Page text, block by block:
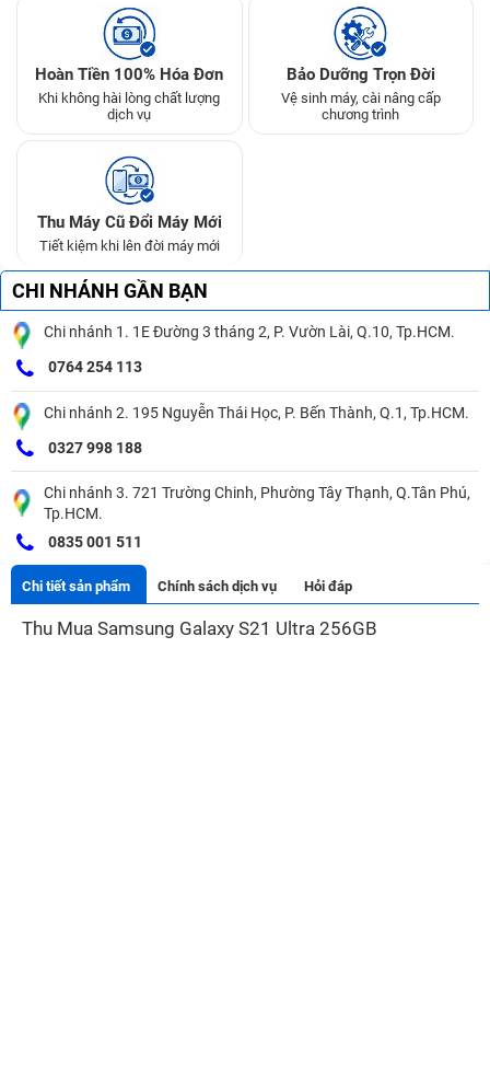
Hoàn Tiền 100% Hóa Đơn
Khi không hài lòng chất lượng
dịch vụ
Bảo Dưỡng Trọn Đời
Vệ sinh máy, cài nâng cấp
chương trình
Thu Máy Cũ Đổi Máy Mới
Tiết kiệm khi lên đời máy mới
CHI NHÁNH GẦN BẠN
Chi nhánh 1. 1E Đường 3 tháng 2, P. Vườn Lài, Q.10, Tp.HCM.
0764 254 113
Chi nhánh 2. 195 Nguyễn Thái Học, P. Bến Thành, Q.1, Tp.HCM.
0327 998 188
Chi nhánh 3. 721 Trường Chinh, Phường Tây Thạnh, Q.Tân Phú,
Tp.HCM.
0835 001 511
Chi tiết sản phẩm Chính sách dịch vụ Hỏi đáp
Thu Mua Samsung Galaxy S21 Ultra 256GB